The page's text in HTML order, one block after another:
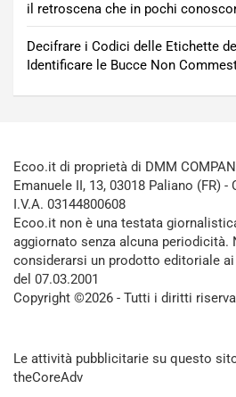
il retroscena che in pochi
Decifrare i Codici delle Etichette
Identificare le Bucce Non
Ecoo.it di proprietà di DMM
Emanuele II, 13, 03018 Paliano (FR)
I.V.A. 03144800608
Ecoo.it non è una testata
aggiornato senza alcuna periodicità.
considerarsi un prodotto editoriale
del 07.03.2001
Copyright ©2026 - Tutti i diritti
Le attività pubblicitarie su questo
theCoreAdv